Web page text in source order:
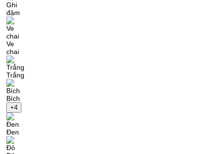
Ghi
đậm
Ve
chai
Trắng
Bích
+4
Đen